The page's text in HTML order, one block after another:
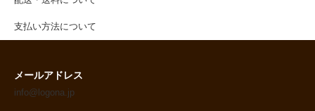
支払い方法について
メールアドレス
info@logona.jp